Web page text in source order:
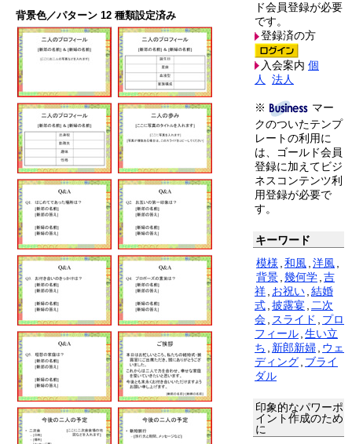
背景色／パターン 12 種類設定済み
ド会員登録が必要
です。
登録済の方
入会案内 個
人
法人
※
マー
クのついたテンプ
レートの利用に
は、ゴールド会員
登録に加えてビジ
ネスコンテンツ利
用登録が必要で
す。
キーワード
模様 和風 洋風
背景 幾何学 吉
祥 お祝い 結婚
式 披露宴
二次
会
スライド
プロ
フィール 生い立
ち
新郎新婦 ウェ
ディング ブライ
ダル
印象的なパワーポ
イント作成のため
に